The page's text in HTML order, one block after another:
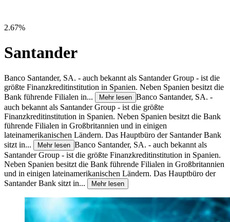
2.67%
Santander
Banco Santander, SA. - auch bekannt als Santander Group - ist die
größte Finanzkreditinstitution in Spanien. Neben Spanien besitzt die
Bank führende Filialen in...
Mehr lesen Banco Santander, SA. -
auch bekannt als Santander Group - ist die größte
Finanzkreditinstitution in Spanien. Neben Spanien besitzt die Bank
führende Filialen in Großbritannien und in einigen
lateinamerikanischen Ländern. Das Hauptbüro der Santander Bank
sitzt in...
Mehr lesen Banco Santander, SA. - auch bekannt als
Santander Group - ist die größte Finanzkreditinstitution in Spanien.
Neben Spanien besitzt die Bank führende Filialen in Großbritannien
und in einigen lateinamerikanischen Ländern. Das Hauptbüro der
Santander Bank sitzt in...
Mehr lesen